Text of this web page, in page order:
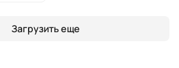
Загрузить еще